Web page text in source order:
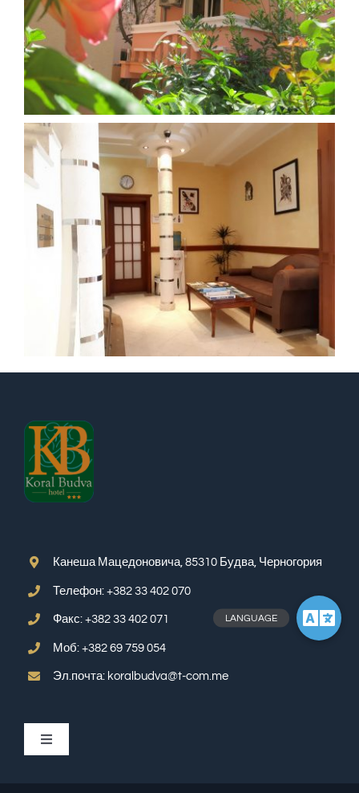
Канеша Мацедоновича, 85310 Будва, Черногория
Телефон: +382 33 402 070
Факс: +382 33 402 071
Моб: +382 69 759 054
Эл.почта: koralbudva@t-com.me
Toggle
Navigation